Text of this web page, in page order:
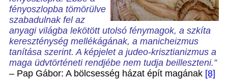
fényoszlopba tömörülve
szabadulnak fel az
anyagi világba lekötött utolsó fénymagok, a szkíta
kereszténység mellékágának, a manicheizmus
tanítása szerint. A képjelet a judeo-krisztianizmus a
maga üdvtörténeti rendjébe nem tudja beilleszteni.”
– Pap Gábor: A bölcsesség házat épít magának [8]